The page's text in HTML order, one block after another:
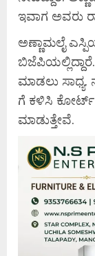
ಇವಾಗ ಅವರು
ಅಣ್ಣಾಮಲೈ
ಬಿಜೆಪಿಯಲ್ಲಿದ್ದಾರೆ.
ಮಾಡಲು ಸಾಧ್ಯ.
ಗೆ ಕಳಿಸಿ ಕೋರ್ಟ್
ಮಾಡುತ್ತೇವೆ.